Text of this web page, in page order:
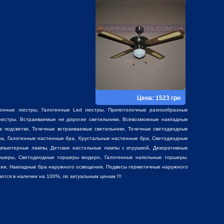
Цена: 1523 грн
люстры, Галогенные Led люстры, Припотолочные разнообразные
Встраиваемые не дорогие светильники, Всевозможные накладные
подсветки, Точечные встраиваемые светильники, Точечные светодиодные
Галогенные настенные бра, Хрустальные настенные бра, Светодиодные
лампы, Детские настольные лампы с игрушкой, Декоративные
Светодиодные торшеры модерн, Галогенные напольные торшеры.
Накладные бра наружного освещения, Подвесы герметичные наружного
в наличии на 100%, по актуальным ценам !!!